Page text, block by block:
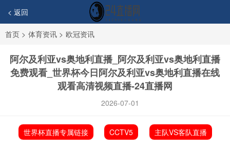
< 返回
首页 > 体育资讯 > 欧冠资讯
阿尔及利亚vs奥地利直播_阿尔及利亚vs奥地利直播
免费观看_世界杯今日阿尔及利亚vs奥地利直播在线
观看高清视频直播-24直播网
2026-07-01
世界杯直播专属链接 CCTV5 主队VS客队直播